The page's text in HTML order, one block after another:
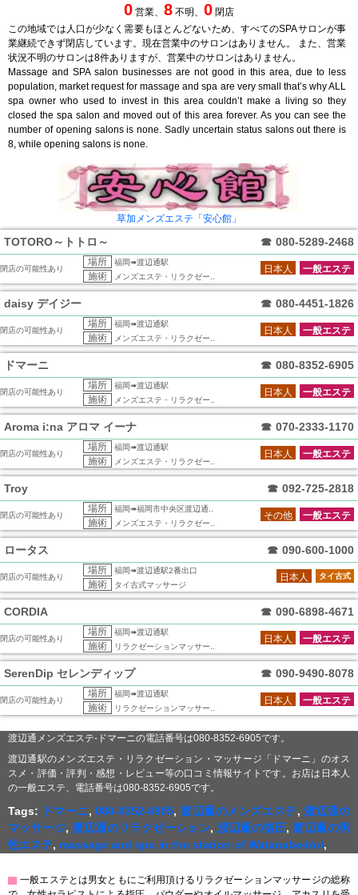
0 営業、 8 不明、 0 閉店
この地域では人口が少なく需要もほとんどないため、すべてのSPAサロンが事
業継続できず閉店しています。現在営業中のサロンはありません。 また、営業
状況不明のサロンは8件ありますが、営業中のサロンはありません。
Massage and SPA salon businesses are not good in this area, due to less
population, market request for massage and spa are very small that’s why ALL
spa owner who used to invest in this area couldn’t make a living so they
closed the spa salon and moved out of this area forever. As you can see the
number of opening salons is none. Sadly uncertain status salons out there is
8, while opening salons is none.
草加メンズエステ「安心館」
TOTORO～トトロ～ ☎ 080-5289-2468
閉店の可能性あり
場所 福岡➠渡辺通駅
施術 メンズエステ・リラクゼー..
一般エステ
日本人
daisy デイジー ☎ 080-4451-1826
閉店の可能性あり
場所 福岡➠渡辺通駅
施術 メンズエステ・リラクゼー..
一般エステ
日本人
ドマーニ ☎ 080-8352-6905
閉店の可能性あり
場所 福岡➠渡辺通駅
施術 メンズエステ・リラクゼー..
一般エステ
日本人
Aroma i:na アロマ イーナ ☎ 070-2333-1170
閉店の可能性あり
場所 福岡➠渡辺通駅
施術 メンズエステ・リラクゼー..
一般エステ
日本人
Troy ☎ 092-725-2818
閉店の可能性あり
場所 福岡➠福岡市中央区渡辺通..
施術 メンズエステ・リラクゼー..
一般エステ
その他
ロータス ☎ 090-600-1000
閉店の可能性あり
場所 福岡➠渡辺通駅2番出口
施術 タイ古式マッサージ
タイ古式
日本人
CORDIA ☎ 090-6898-4671
閉店の可能性あり
場所 福岡➠渡辺通駅
施術 リラクゼーションマッサー..
一般エステ
日本人
SerenDip セレンディップ ☎ 090-9490-8078
閉店の可能性あり
場所 福岡➠渡辺通駅
施術 リラクゼーションマッサー..
一般エステ
日本人
渡辺通メンズエステ-ドマーニの電話番号は080-8352-6905です。
渡辺通駅のメンズエステ・リラクゼーション・マッサージ「ドマーニ」のオス
スメ・評価・評判・感想・レビュー等の口コミ情報サイトです。お店は日本人
の一般エステ、電話番号は080-8352-6905です。
Tags: ドマーニ,080-8352-6905,渡辺通のメンズエステ,渡辺通の
マッサージ,渡辺通のリラクゼーション, 渡辺通の指圧,渡辺通の男
性エステ, massage and spa in the station of Watanabedōri,
▇ 一般エステとは男女ともにご利用頂けるリラクゼーションマッサージの総称